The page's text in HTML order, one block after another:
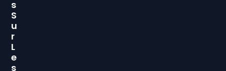
S
S
U
R
L
E
S